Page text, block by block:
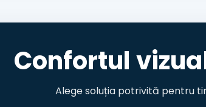
Confortul
Alege soluția potrivită pentru